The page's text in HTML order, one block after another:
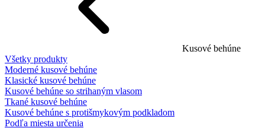
Kusové behúne
Všetky produkty
Moderné kusové behúne
Klasické kusové behúne
Kusové behúne so strihaným vlasom
Tkané kusové behúne
Kusové behúne s protišmykovým podkladom
Podľa miesta určenia